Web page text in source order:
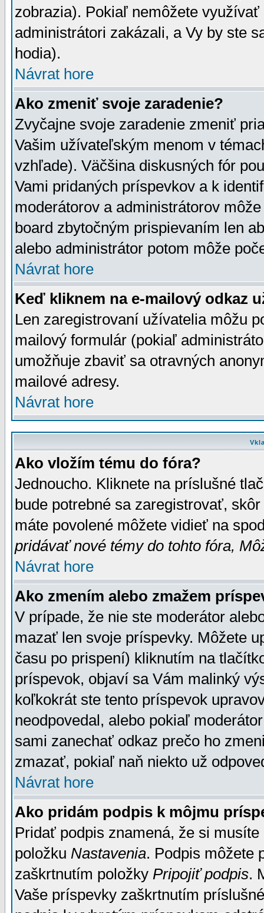
zobrazia). Pokiaľ nemôžete
administrátori zakázali, a Vy by ste
hodia).
Návrat hore
Ako zmeniť svoje zaradenie?
Zvyčajne svoje zaradenie zmeniť
Vašim užívateľským menom v
vzhľade). Väčšina diskusných fór
Vami pridaných príspevkov a k
moderátorov a administrátorov
board zbytočným prispievaním len
alebo administrátor potom môže
Návrat hore
Keď kliknem na e-mailový odkaz
Len zaregistrovaní užívatelia môžu
mailový formulár (pokiaľ
umožňuje zbaviť sa otravných
mailové adresy.
Návrat hore
Ako vložím tému do fóra?
Jednoucho. Kliknete na príslušné
bude potrebné sa zaregistrovať,
máte povolené môžete vidieť na
pridávať nové témy do tohto fóra,
Návrat hore
Ako zmením alebo zmažem
V prípade, že nie ste moderátor
mazať len svoje príspevky. Môžete
času po prispení) kliknutím na
príspevok, objaví sa Vám malinký
koľkokrát ste tento príspevok
neodpovedal, alebo pokiaľ
sami zanechať odkaz prečo ho
zmazať, pokiaľ naň niekto už
Návrat hore
Ako pridám podpis k môjmu
Pridať podpis znamená, že si
položku Nastavenia. Podpis môžete
zaškrtnutím položky Pripojiť podpis.
Vaše príspevky zaškrtnutím